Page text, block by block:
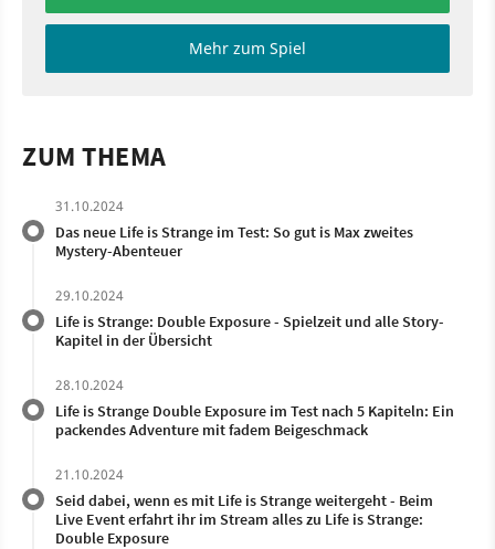
Mehr zum Spiel
ZUM THEMA
31.10.2024
Das neue Life is Strange im Test: So gut is Max zweites
Mystery-Abenteuer
29.10.2024
Life is Strange: Double Exposure - Spielzeit und alle Story-
Kapitel in der Übersicht
28.10.2024
Life is Strange Double Exposure im Test nach 5 Kapiteln: Ein
packendes Adventure mit fadem Beigeschmack
21.10.2024
Seid dabei, wenn es mit Life is Strange weitergeht - Beim
Live Event erfahrt ihr im Stream alles zu Life is Strange:
Double Exposure